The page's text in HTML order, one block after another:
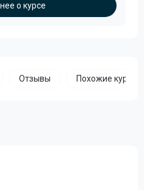
о курсе
Отзывы Похожие курсы